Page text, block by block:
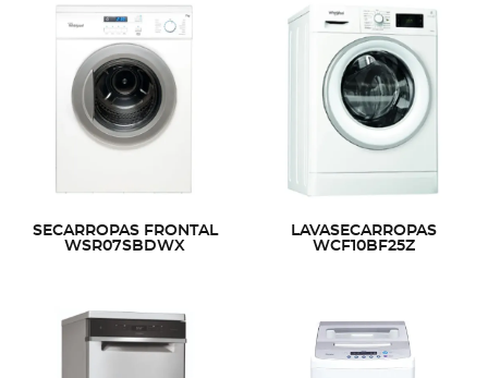
SECARROPAS FRONTAL
WSR07SBDWX
LAVASECARROPAS
WCF10BF25Z